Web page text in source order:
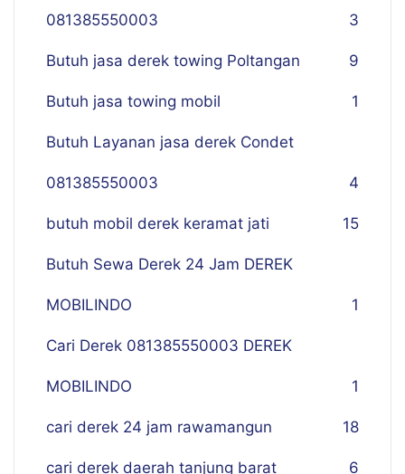
081385550003 3
Butuh jasa derek towing Poltangan 9
Butuh jasa towing mobil 1
Butuh Layanan jasa derek Condet
081385550003 4
butuh mobil derek keramat jati 15
Butuh Sewa Derek 24 Jam DEREK
MOBILINDO 1
Cari Derek 081385550003 DEREK
MOBILINDO 1
cari derek 24 jam rawamangun 18
cari derek daerah tanjung barat 6